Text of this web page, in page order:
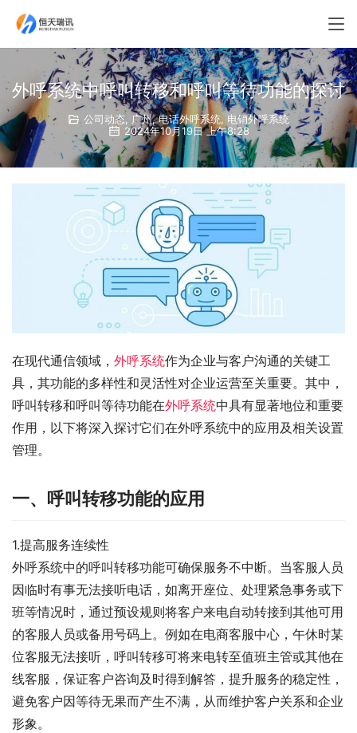
外呼系统中呼叫转移和呼叫等待功能的探讨
公司动态, 广州,电话外呼系统,电销外呼系统
2024年10月19日 上午8:28
在现代通信领域， 外呼系统作为企业与客户沟通的关键工
具，其功能的多样性和灵活性对企业运营至关重要。其中，
呼叫转移和呼叫等待功能在外呼系统中具有显著地位和重要
作用，以下将深入探讨它们在外呼系统中的应用及相关设置
管理。
一、呼叫转移功能的应用
1.提高服务连续性
外呼系统中的呼叫转移功能可确保服务不中断。当客服人员
因临时有事无法接听电话，如离开座位、处理紧急事务或下
班等情况时，通过预设规则将客户来电自动转接到其他可用
的客服人员或备用号码上。例如在电商客服中心，午休时某
位客服无法接听，呼叫转移可将来电转至值班主管或其他在
线客服，保证客户咨询及时得到解答，提升服务的稳定性，
避免客户因等待无果而产生不满，从而维护客户关系和企业
形象。